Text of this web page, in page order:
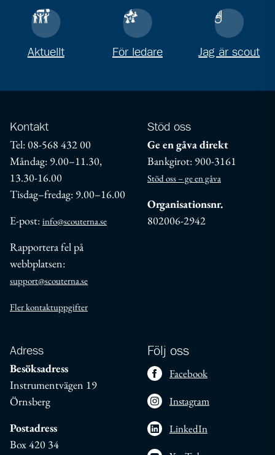
Aktuellt För ledare Jag är scout
Kontakt
Tel: 08-568 432 00
Måndag: 9.00–11.30,
13.30-16.00
Tisdag–fredag: 9.00–16.00
E-post: info@scouterna.se
Rapportera fel på
webbplatsen:
support@scouterna.se
Fler kontaktuppgifter
Stöd oss
Ge en gåva direkt
Bankgirot: 900-3161
Stöd oss – ge en gåva
Organisationsnr.
802006-2942
Adress
Besöksadress
Instrumentvägen 19
Örnsberg
Postadress
Box 420 34
Följ oss
Facebook
Instagram
LinkedIn